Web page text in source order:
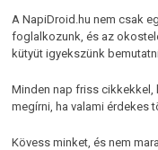
A NapiDroid.hu nem csak
foglalkozunk, és az
kütyüt igyekszünk
Minden nap friss cikkekkel,
megírni, ha valami érdekes
Kövess minket, és nem